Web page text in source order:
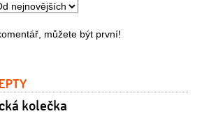
můžete být první!
kolečka